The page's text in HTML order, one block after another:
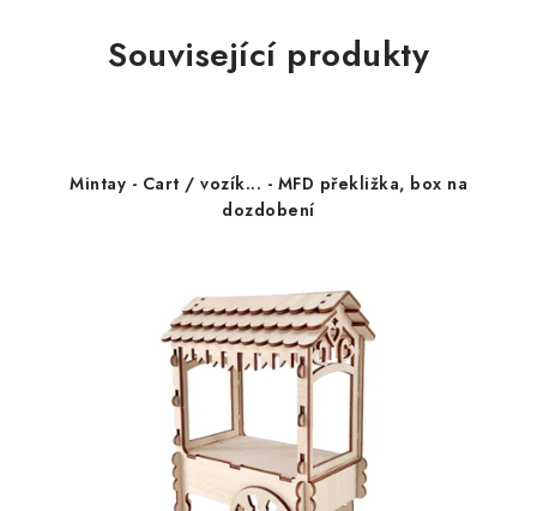
Související produkty
Mintay - Cart / vozík... - MFD překližka, box na
dozdobení